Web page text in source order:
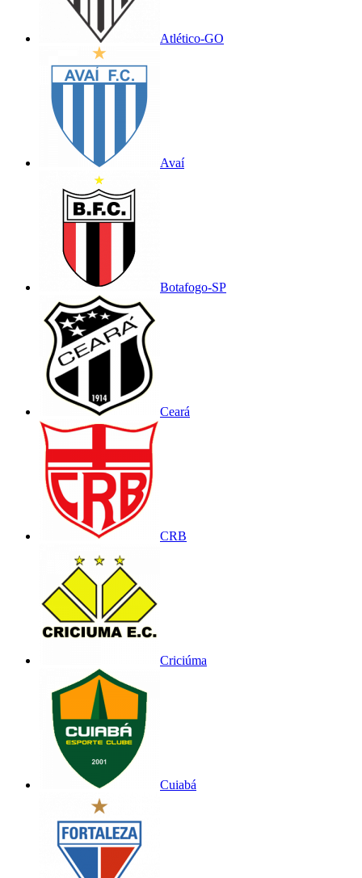
Atlético-GO
Avaí
Botafogo-SP
Ceará
CRB
Criciúma
Cuiabá